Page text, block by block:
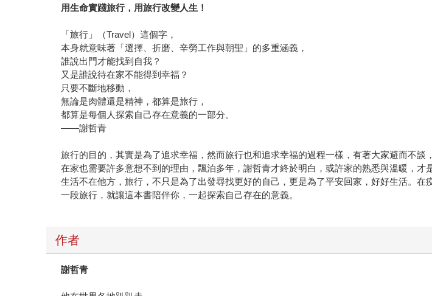
用生命實踐旅行，用旅行改變人生！
「旅行」（Travel）這個字，
本身就意味著「選擇、折磨、辛勞工作與朝聖」的多重涵義，
誰說出門才能找到自我？
又是誰說待在家不能得到幸福？
只要不斷地移動，
無論是肉體還是精神，都算是旅行，
都算是每個人探索自己存在意義的一部分。
――謝哲青
旅行的目的，其實是為了追求幸福，然而旅行也和追求幸福的過程一樣，有著大家避而不
在家也需要許多意想不到的理由，飄泊多年，謝哲青才終於明白，或許家的熟悉與溫暖，才
生活不在他方，旅行，不只是為了出發尋找更好的自己，更是為了平安回家，好好生活。
一段旅行，就讓這本書陪伴你，一起探索自己存在的意義。
作者
謝哲青